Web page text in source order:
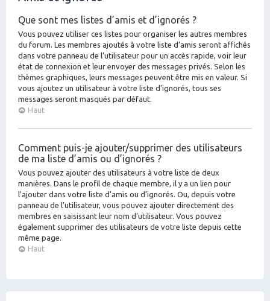
Que sont mes listes d’amis et d’ignorés ?
Vous pouvez utiliser ces listes pour organiser les autres membres
du forum. Les membres ajoutés à votre liste d’amis seront affichés
dans votre panneau de l’utilisateur pour un accès rapide, voir leur
état de connexion et leur envoyer des messages privés. Selon les
thèmes graphiques, leurs messages peuvent être mis en valeur. Si
vous ajoutez un utilisateur à votre liste d’ignorés, tous ses
messages seront masqués par défaut.
Haut
Comment puis-je ajouter/supprimer des utilisateurs
de ma liste d’amis ou d’ignorés ?
Vous pouvez ajouter des utilisateurs à votre liste de deux
manières. Dans le profil de chaque membre, il y a un lien pour
l’ajouter dans votre liste d’amis ou d’ignorés. Ou, depuis votre
panneau de l’utilisateur, vous pouvez ajouter directement des
membres en saisissant leur nom d’utilisateur. Vous pouvez
également supprimer des utilisateurs de votre liste depuis cette
même page.
Haut